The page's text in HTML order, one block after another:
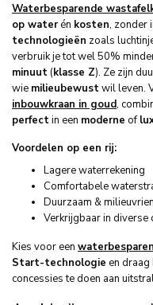
Waterbesparende
op waterén kosten, zonder
technologieën zoals
verbruik je tot wel 50%
minuut(klasse Z). Ze zijn
wie milieubewustwil leven.
inbouwkraan in goud,
perfectin een moderne of
Voordelen op een rij:
Lagere waterrekening
Comfortabele
Duurzaam &
Verkrijgbaar in diverse
Kies voor een
Start-technologie en
concessies te doen aan